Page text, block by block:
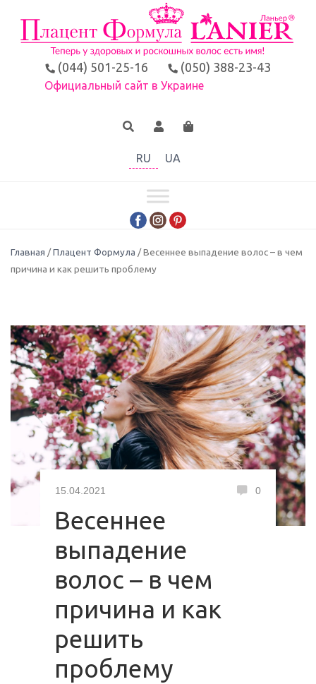
(044) 501-25-16 (050) 388-23-43
Официальный сайт в Украине
RU UA
Главная /Плацент Формула / Весеннее выпадение волос – в чем
причина и как решить проблему
15.04.2021 0
Весеннее
выпадение
волос – в чем
причина и как
решить
проблему